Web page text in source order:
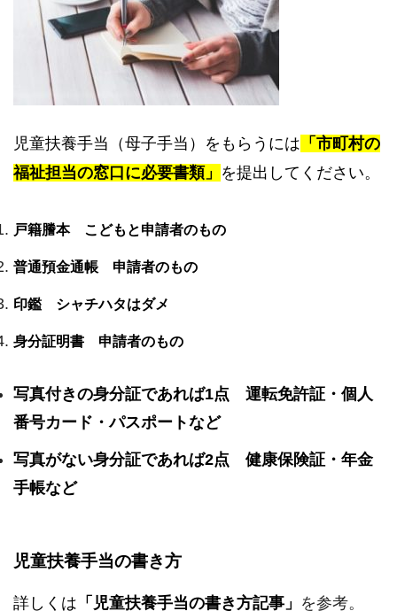
児童扶養手当（母子手当）をもらうには 「市町村の
福祉担当の窓口に必要書類」 を提出してください。
戸籍謄本 こどもと申請者のもの
普通預金通帳 申請者のもの
印鑑 シャチハタはダメ
身分証明書 申請者のもの
写真付きの身分証であれば1点 運転免許証・個人
番号カード・パスポートなど
写真がない身分証であれば2点 健康保険証・年金
手帳など
児童扶養手当の書き方
詳しくは 「児童扶養手当の書き方記事」 を参考。